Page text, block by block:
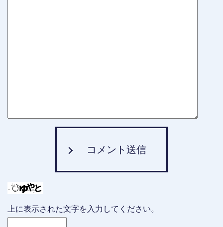
コメント送信
上に表示された文字を入力してください。